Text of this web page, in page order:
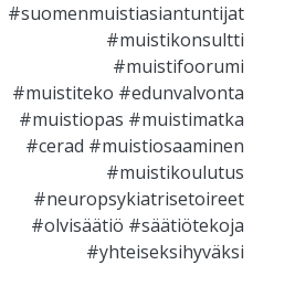
#suomenmuistiasiantuntijat
#muistikonsultti
#muistifoorumi
#muistiteko #edunvalvonta
#muistiopas #muistimatka
#cerad #muistiosaaminen
#muistikoulutus
#neuropsykiatrisetoireet
#olvisäätiö #säätiötekoja
#yhteiseksihyväksi